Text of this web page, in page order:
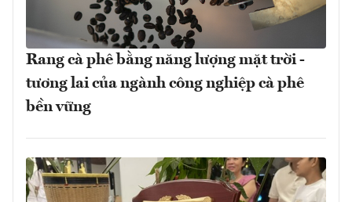
Rang cà phê bằng năng lượng mặt trời -
tương lai của ngành công nghiệp cà phê
bền vững